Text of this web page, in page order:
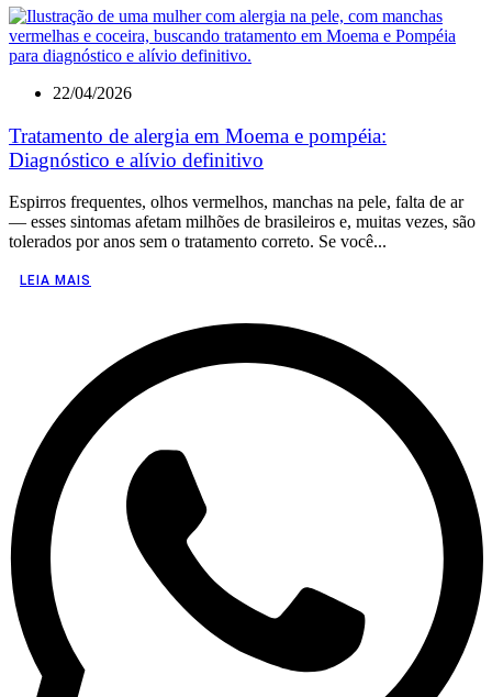
22/04/2026
Tratamento de alergia em Moema e pompéia:
Diagnóstico e alívio definitivo
Espirros frequentes, olhos vermelhos, manchas na pele, falta de ar
— esses sintomas afetam milhões de brasileiros e, muitas vezes, são
tolerados por anos sem o tratamento correto. Se você...
LEIA MAIS